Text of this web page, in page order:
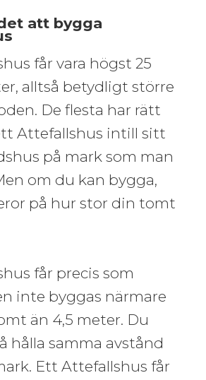
att bygga
får vara högst 25
alltså betydligt större
De flesta har rätt
Attefallshus intill sitt
på mark som man
om du kan bygga,
på hur stor din tomt
får precis som
inte byggas närmare
än 4,5 meter. Du
hålla samma avstånd
Ett Attefallshus får